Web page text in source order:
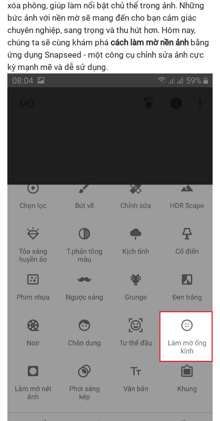
xóa phông, giúp làm nổi bật chủ thể trong ảnh. Những
bức ảnh với nền mờ sẽ mang đến cho bạn cảm giác
chuyên nghiệp, sang trọng và thu hút hơn. Hôm nay,
chúng ta sẽ cùng khám phá cách làm mờ nền ảnh bằng
ứng dụng Snapseed - một công cụ chỉnh sửa ảnh cực
kỳ mạnh mẽ và dễ sử dụng.